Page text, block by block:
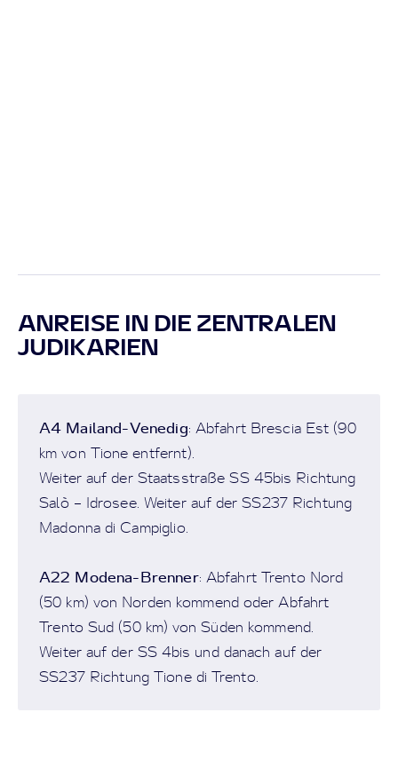
ANREISE IN DIE ZENTRALEN
JUDIKARIEN
A4 Mailand-Venedig: Abfahrt Brescia Est (90
km von Tione entfernt).
Weiter auf der Staatsstraße SS 45bis Richtung
Salò – Idrosee. Weiter auf der SS237 Richtung
Madonna di Campiglio.
A22 Modena-Brenner: Abfahrt Trento Nord
(50 km) von Norden kommend oder Abfahrt
Trento Sud (50 km) von Süden kommend.
Weiter auf der SS 4bis und danach auf der
SS237 Richtung Tione di Trento.